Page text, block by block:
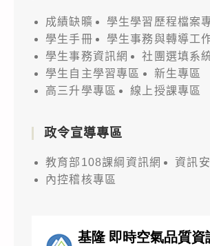
成績缺曠
學生學習歷程檔案
學生手冊
學生事務與轉導工
學生事務資訊網
社團選填系
學生自主學習專區
新生專區
高三升學專區
線上授課專區
政令宣導專區
教育部108課綱資訊網
資訊
內控稽核專區